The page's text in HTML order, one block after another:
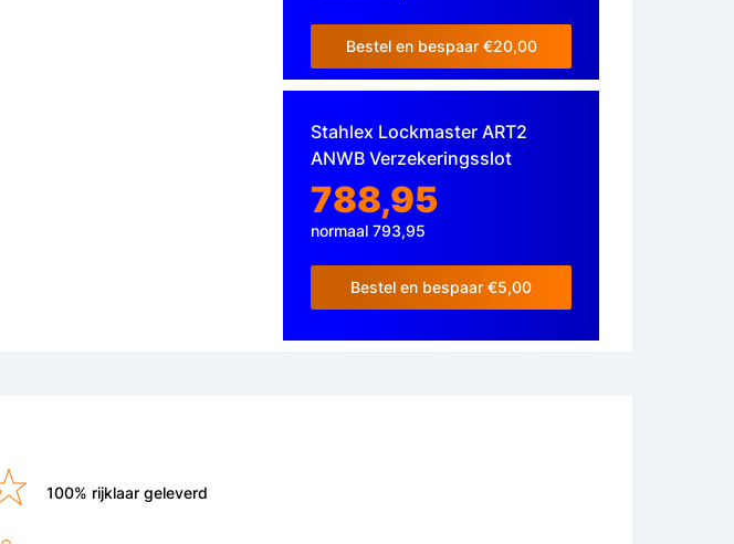
100% rijklaar geleverd
Bestel en bespaar €20,00
Stahlex Lockmaster ART2
ANWB Verzekeringsslot
788,95
normaal 793,95
Bestel en bespaar €5,00